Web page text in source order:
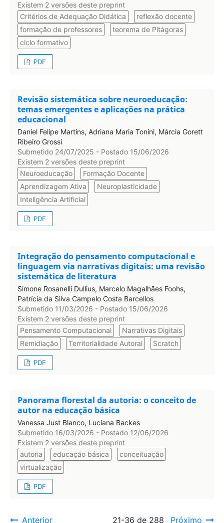
Existem 2 versões deste preprint
Critérios de Adequação Didática
reflexão docente
formação de professores
teorema de Pitágoras
ciclo formativo
PDF
Revisão sistemática sobre neuroeducação:
temas emergentes e aplicações na prática
educacional
Daniel Felipe Martins, Adriana Maria Tonini, Márcia Gorett
Ribeiro Grossi
Submetido 24/07/2025 - Postado 15/06/2026
Existem 2 versões deste preprint
Neuroeducação
Formação Docente
Aprendizagem Ativa
Neuroplasticidade
Inteligência Artificial
PDF
Integração do pensamento computacional e
linguagem via narrativas digitais: uma revisão
sistemática de literatura
Simone Rosanelli Dullius, Marcelo Magalhães Foohs,
Patrícia da Silva Campelo Costa Barcellos
Submetido 11/03/2026 - Postado 15/06/2026
Existem 2 versões deste preprint
Pensamento Computacional
Narrativas Digitais
Remidiação
Territorialidade Autoral Scratch
PDF
Panorama florestal da autoria: o conceito de
autor na educação básica
Vanessa Just Blanco, Luciana Backes
Submetido 16/03/2026 - Postado 12/06/2026
Existem 2 versões deste preprint
autoria
educação básica
conceituação
virtualização
PDF
Anterior 21-36 de 288 Próximo